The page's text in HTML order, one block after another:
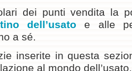
dei punti vendita la
dell’usato e alle
a sé.
inserite in questa
al mondo